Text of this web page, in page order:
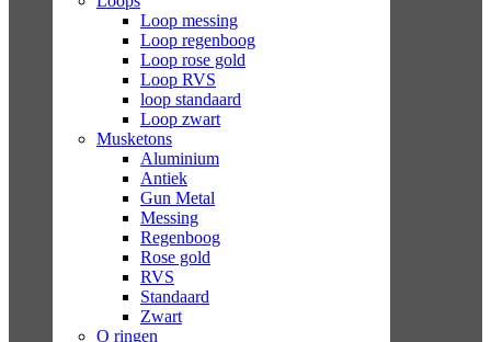
Loop messing
Loop regenboog
Loop rose gold
Loop RVS
loop standaard
Loop zwart
Musketons
Aluminium
Antiek
Gun Metal
Messing
Regenboog
Rose gold
RVS
Standaard
Zwart
O ringen